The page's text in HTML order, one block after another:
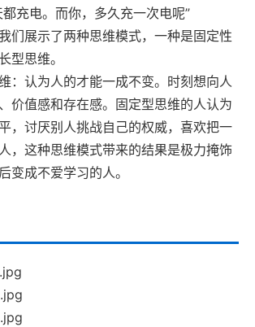
充电。而你，多久充一次电呢”
们展示了两种思维模式，一种是固定性
型思维。
：认为人的才能一成不变。时刻想向人
价值感和存在感。固定型思维的人认为
，讨厌别人挑战自己的权威，喜欢把一
，这种思维模式带来的结果是极力掩饰
变成不爱学习的人。